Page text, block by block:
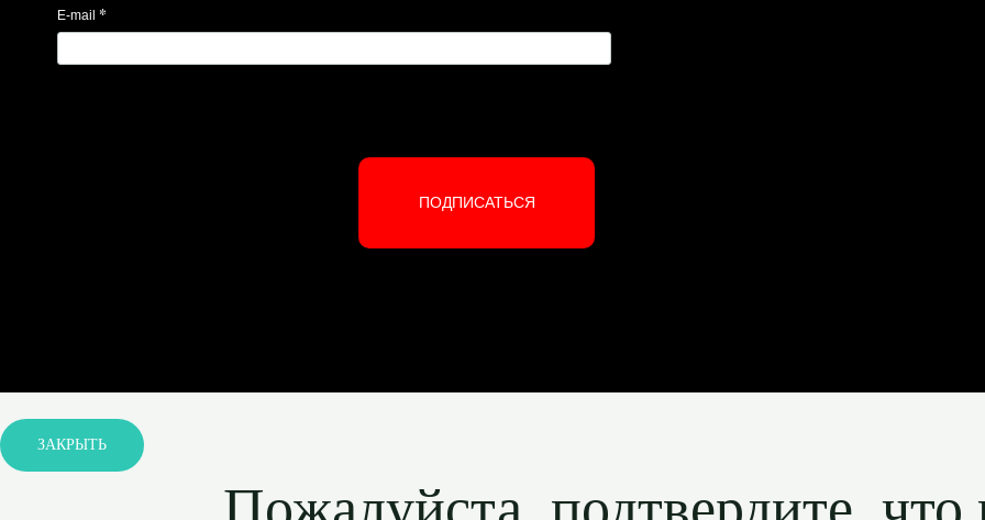
E-mail *
ПОДПИСАТЬСЯ
ЗАКРЫТЬ